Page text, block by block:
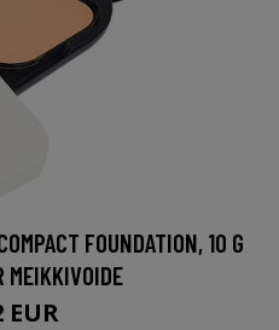
FOUNDATION, 10 G
MEIKKIVOIDE
EUR